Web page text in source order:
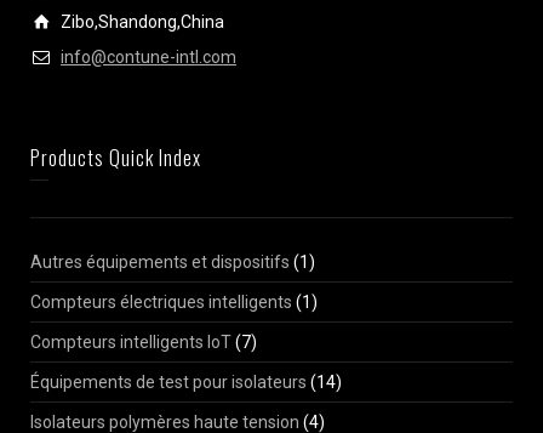
Zibo,Shandong,China
info@contune-intl.com
Products Quick Index
Autres équipements et dispositifs (1)
Compteurs électriques intelligents (1)
Compteurs intelligents IoT(7)
Équipements de test pour isolateurs (14)
Isolateurs polymères haute tension (4)